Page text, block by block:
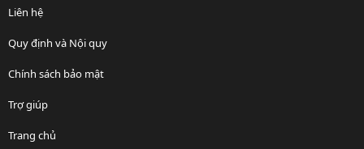
Liên hệ
Quy định và Nội quy
Chính sách bảo mật
Trợ giúp
Trang chủ